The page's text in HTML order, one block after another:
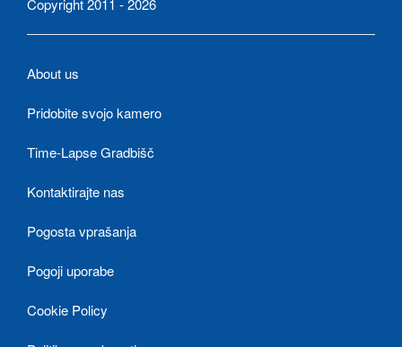
About us
Pridobite svojo kamero
Time-Lapse Gradbišč
Kontaktirajte nas
Pogosta vprašanja
Pogoji uporabe
Cookie Policy